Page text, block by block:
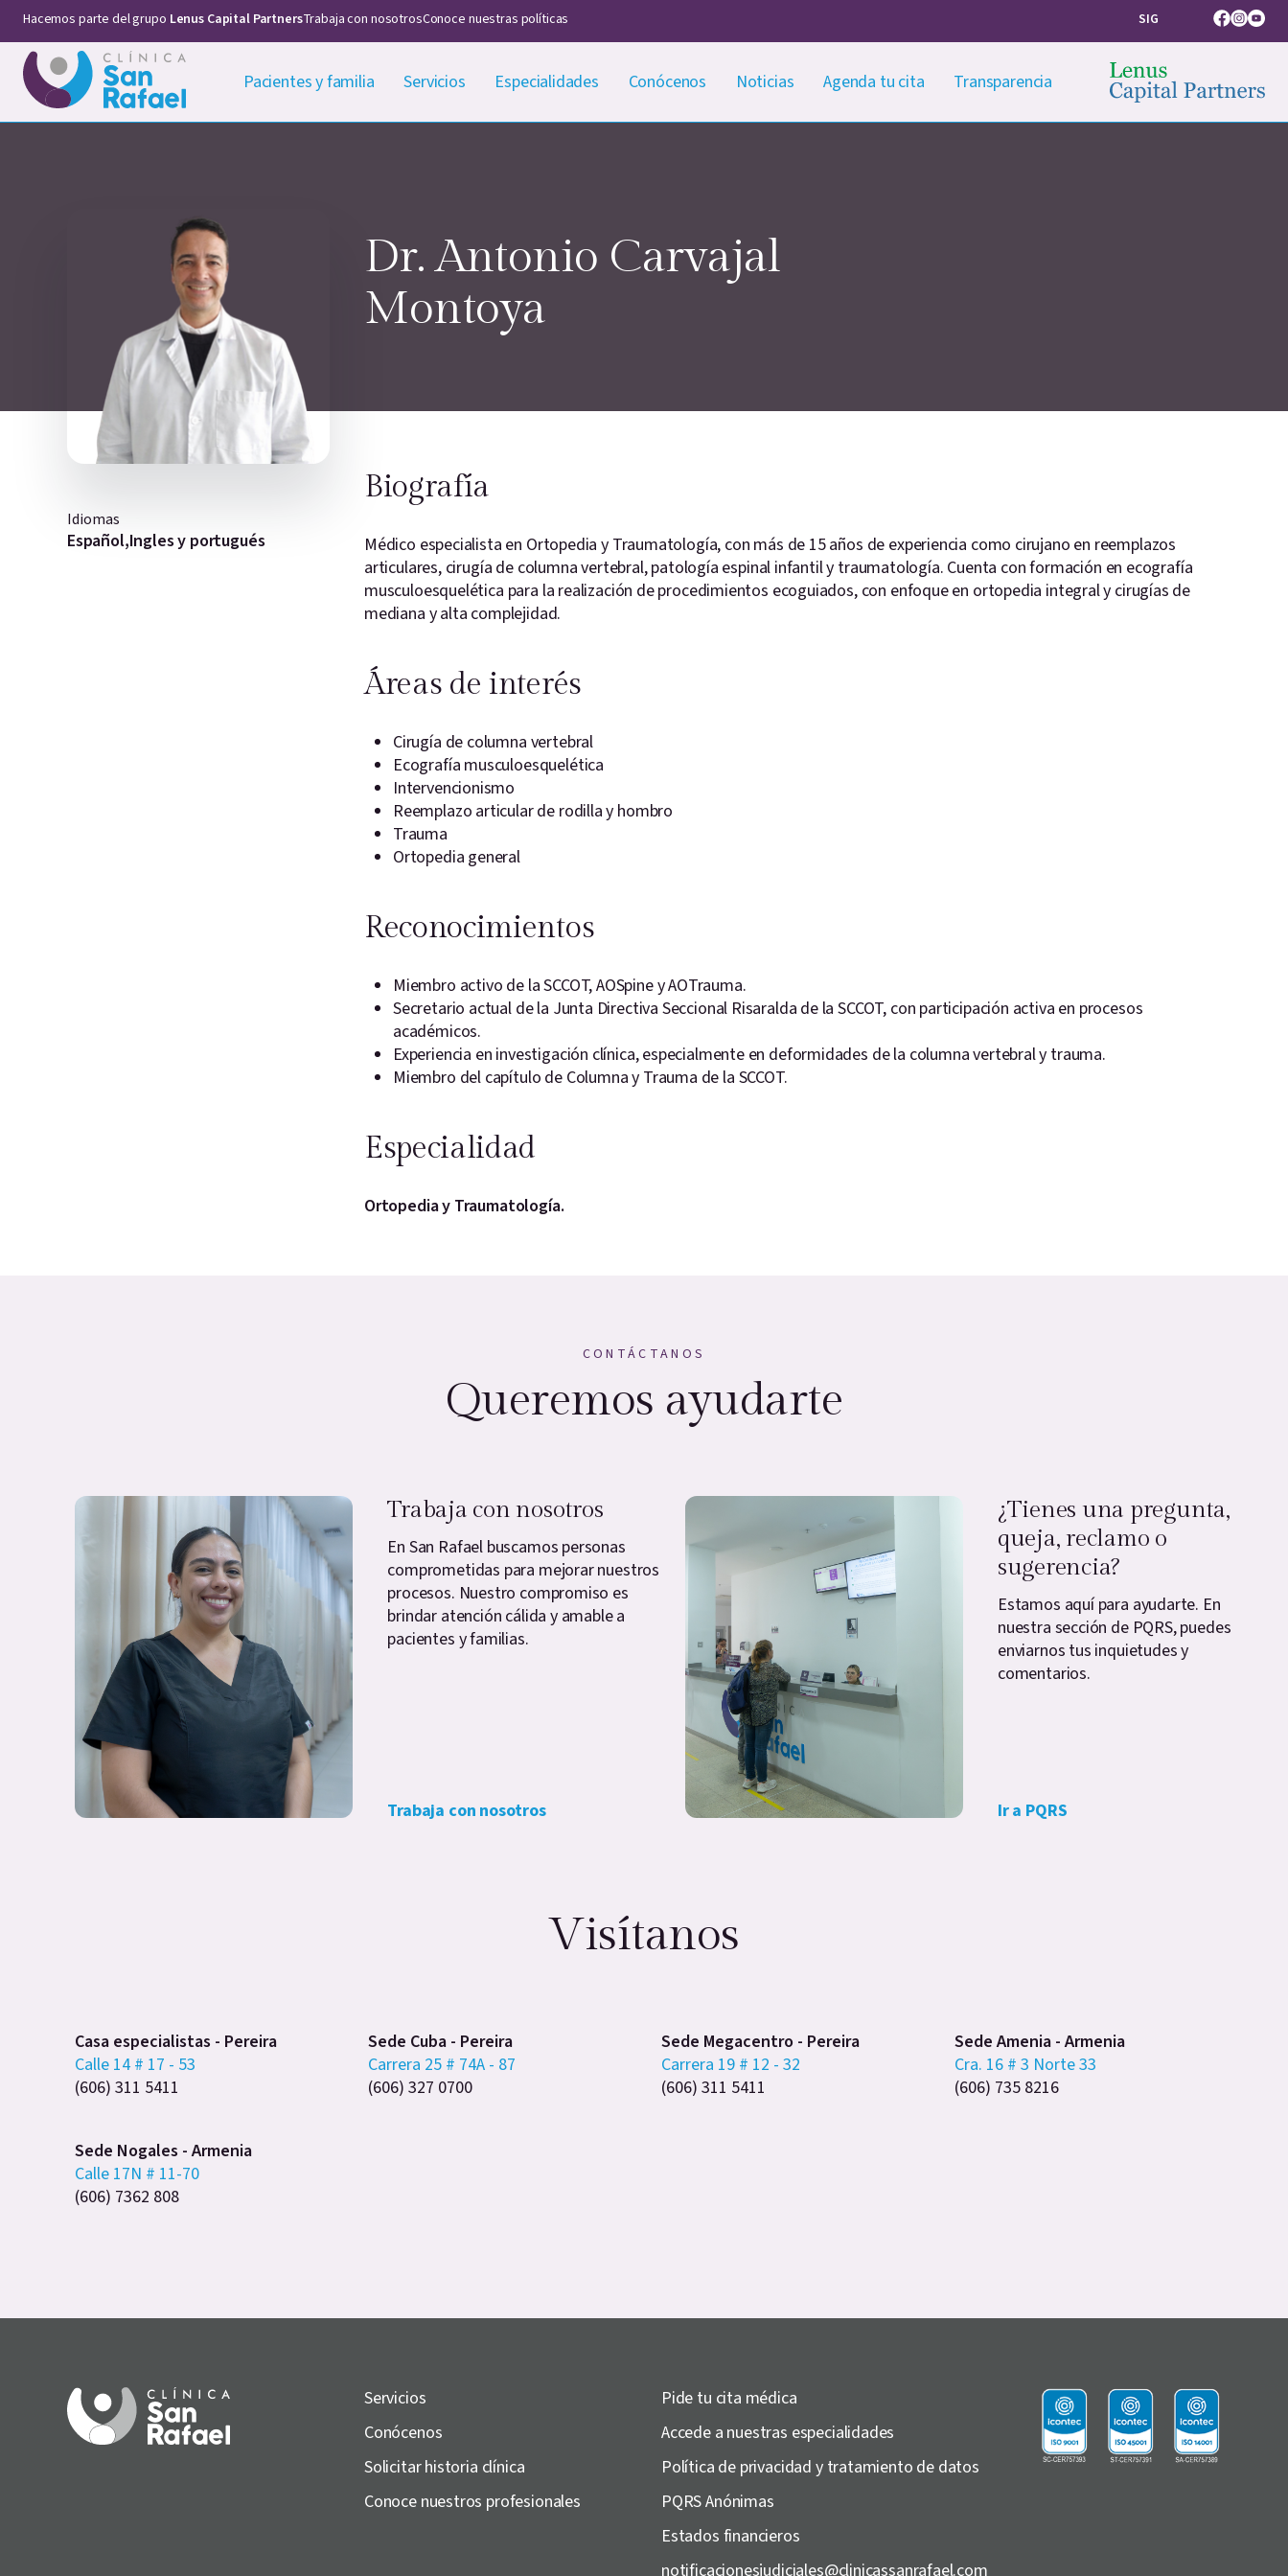
Hacemos parte del grupo Lenus Capital PartnersTrabaja con nosotrosConoce nuestras políticas SIG Facebook
Instagram
Pacientes y familia Servicios Especialidades Conócenos Noticias Agenda tu cita Transparencia
Dr. Antonio Carvajal
Montoya
Idiomas
Español,Ingles y portugués
Biografía
Médico especialista en Ortopedia y Traumatología, con más de 15 años de experiencia como cirujano en reemplazos
articulares, cirugía de columna vertebral, patología espinal infantil y traumatología. Cuenta con formación en ecografía
musculoesquelética para la realización de procedimientos ecoguiados, con enfoque en ortopedia integral y cirugías de
mediana y alta complejidad.
Áreas de interés
Cirugía de columna vertebral
Ecografía musculoesquelética
Intervencionismo
Reemplazo articular de rodilla y hombro
Trauma
Ortopedia general
Reconocimientos
Miembro activo de la SCCOT, AOSpine y AOTrauma.
Secretario actual de la Junta Directiva Seccional Risaralda de la SCCOT, con participación activa en procesos
académicos.
Experiencia en investigación clínica, especialmente en deformidades de la columna vertebral y trauma.
Miembro del capítulo de Columna y Trauma de la SCCOT.
Especialidad
Ortopedia y Traumatología.
CONTÁCTANOS
Queremos ayudarte
Trabaja con nosotros
En San Rafael buscamos personas
comprometidas para mejorar nuestros
procesos. Nuestro compromiso es
brindar atención cálida y amable a
pacientes y familias.
Trabaja con nosotros
¿Tienes una pregunta,
queja, reclamo o
sugerencia?
Estamos aquí para ayudarte. En
nuestra sección de PQRS, puedes
enviarnos tus inquietudes y
comentarios.
Ir a PQRS
Visítanos
Casa especialistas - Pereira
Calle 14 # 17 - 53
(606) 311 5411
Sede Cuba - Pereira
Carrera 25 # 74A - 87
(606) 327 0700
Sede Megacentro - Pereira
Carrera 19 # 12 - 32
(606) 311 5411
Sede Amenia - Armenia
Cra. 16 # 3 Norte 33
(606) 735 8216
Sede Nogales - Armenia
Calle 17N # 11-70
(606) 7362 808
Servicios
Conócenos
Solicitar historia clínica
Conoce nuestros profesionales
Pide tu cita médica
Accede a nuestras especialidades
Política de privacidad y tratamiento de datos
PQRS Anónimas
Estados financieros
notificacionesjudiciales@clinicassanrafael.com